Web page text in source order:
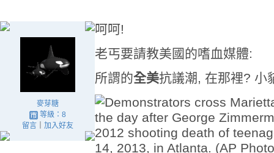
麥芽糖
等級：8
留言｜ 加入好友
呵呵!
老丐要請教美國的嗜血媒體:
所謂的全美抗議潮, 在那裡? 小